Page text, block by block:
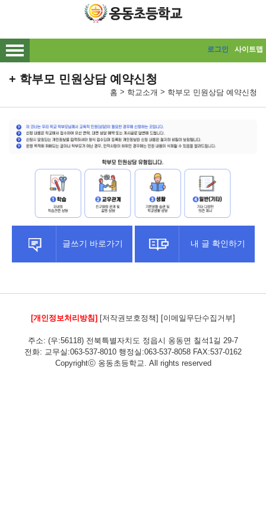
메인메뉴 바로가기
본문내용 바로가기
로그인 사이트맵
학부모 민원상담 예약신청
홈 > 학교소개 > 학부모 민원상담 예약신청
글쓰기 바로가기 내 글 확인하기
[개인정보처리방침] [저작권보호정책] [이메일무단수집거부]
주소: (우:56118) 전북특별자치도 정읍시 옹동면 칠석1길 29-7
전화: 교무실:063-537-8010 행정실:063-537-8058 FAX:537-0162
Copyrightⓒ 옹동초등학교. All rights reserved